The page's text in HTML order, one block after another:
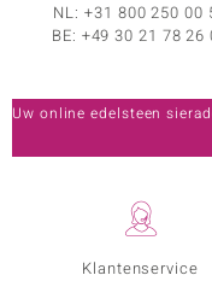
Klantenservice
NL:+31 800 250 00
BE: +49 30 21 78 26
Uw online edelsteen